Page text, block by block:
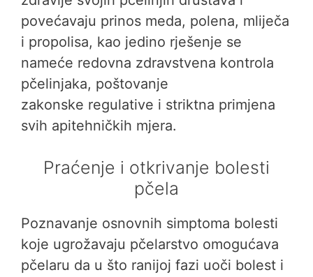
povećavaju prinos meda, polena, mliječa
i propolisa, kao jedino rješenje se
nameće redovna zdravstvena kontrola
pčelinjaka, poštovanje
zakonske regulative i striktna primjena
svih apitehničkih mjera.
Praćenje i otkrivanje bolesti
pčela
Poznavanje osnovnih simptoma bolesti
koje ugrožavaju pčelarstvo omogućava
pčelaru da u što ranijoj fazi uoči bolest i